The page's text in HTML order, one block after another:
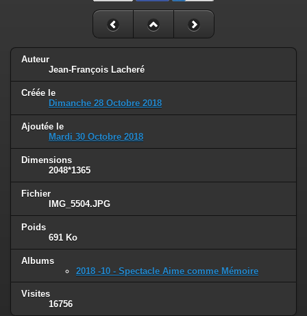
Auteur
Jean-François Lacheré
Créée le
Dimanche 28 Octobre 2018
Ajoutée le
Mardi 30 Octobre 2018
Dimensions
2048*1365
Fichier
IMG_5504.JPG
Poids
691 Ko
Albums
2018 -10 - Spectacle Aime comme Mémoire
Visites
16756